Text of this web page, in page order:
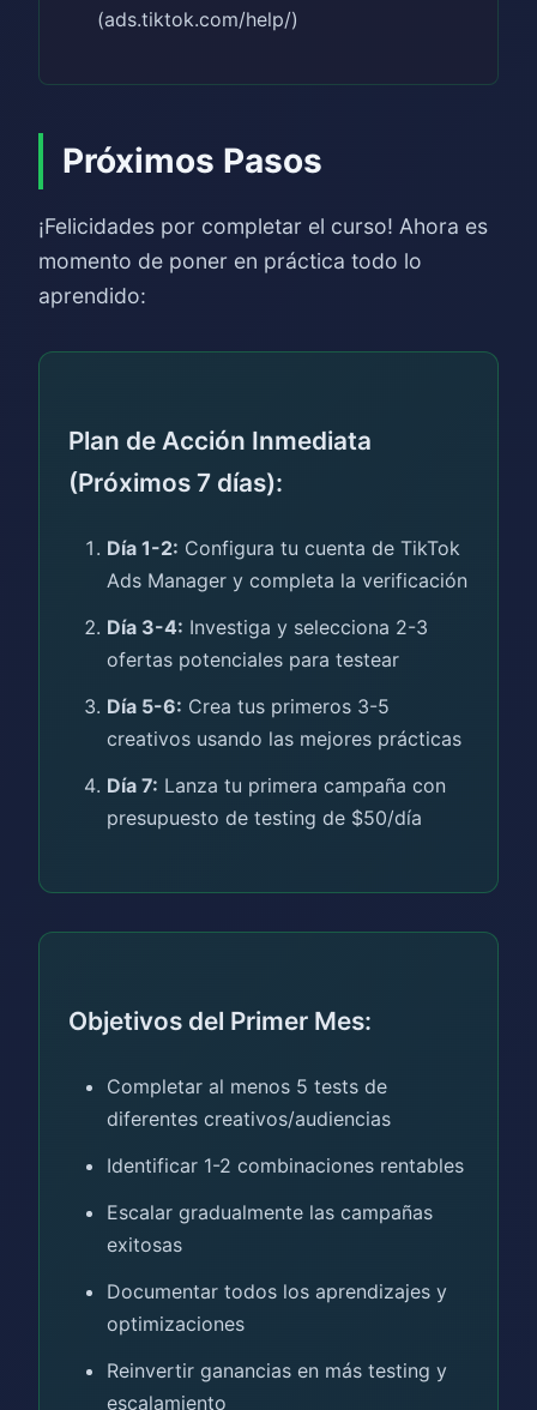
(ads.tiktok.com/help/)
Próximos Pasos
¡Felicidades por completar el curso! Ahora es
momento de poner en práctica todo lo
aprendido:
Plan de Acción Inmediata
(Próximos 7 días):
Día 1-2: Configura tu cuenta de TikTok
Ads Manager y completa la verificación
Día 3-4: Investiga y selecciona 2-3
ofertas potenciales para testear
Día 5-6: Crea tus primeros 3-5
creativos usando las mejores prácticas
Día 7: Lanza tu primera campaña con
presupuesto de testing de $50/día
Objetivos del Primer Mes:
Completar al menos 5 tests de
diferentes creativos/audiencias
Identificar 1-2 combinaciones rentables
Escalar gradualmente las campañas
exitosas
Documentar todos los aprendizajes y
optimizaciones
Reinvertir ganancias en más testing y
escalamiento